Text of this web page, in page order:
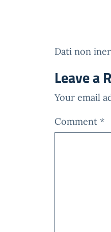
Dati non
Leave a
Your email
Comment *